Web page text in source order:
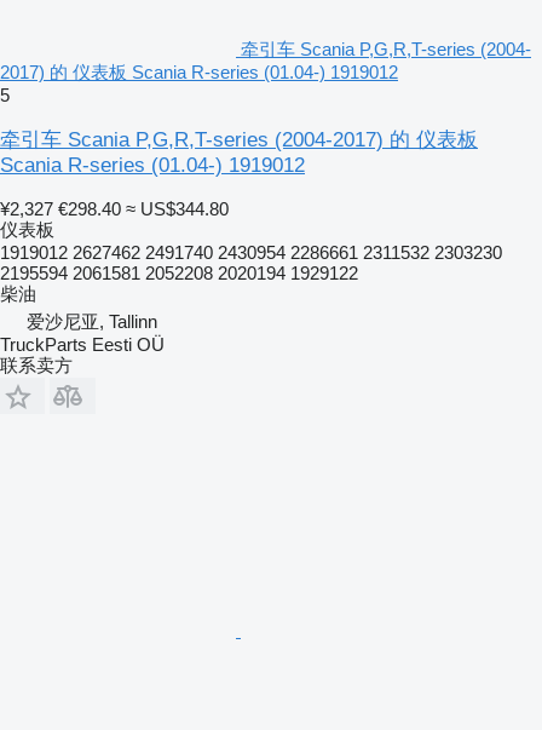
牵引车 Scania P,G,R,T-series (2004-
2017) 的 仪表板 Scania R-series (01.04-) 1919012
5
牵引车 Scania P,G,R,T-series (2004-2017) 的 仪表板
Scania R-series (01.04-) 1919012
¥2,327 €298.40 ≈ US$344.80
仪表板
1919012 2627462 2491740 2430954 2286661 2311532 2303230
2195594 2061581 2052208 2020194 1929122
柴油
爱沙尼亚, Tallinn
TruckParts Eesti OÜ
联系卖方